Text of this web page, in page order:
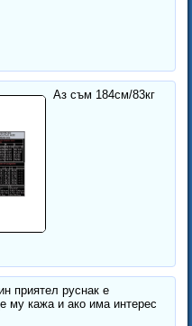
Аз съм 184см/83кг
приятел руснак е
му кажа и ако има интерес